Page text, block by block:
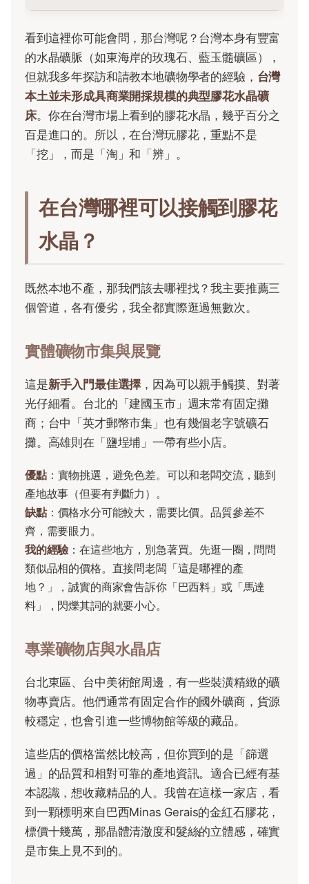
看到這裡你可能會問，那台灣呢？台灣本身有豐富
的水晶礦脈（如東海岸的玫瑰石、藍玉髓礦區），
但就我多年探訪和請教本地礦物學者的經驗， 台灣
本土並未形成具商業開採規模的典型膠花水晶礦
床。你在台灣市場上看到的膠花水晶，幾乎百分之
百是進口的。所以，在台灣玩膠花，重點不是
「挖」，而是「淘」和「辨」。
在台灣哪裡可以接觸到膠花
水晶？
既然本地不產，那我們該去哪裡找？我主要推薦三
個管道，各有優劣，我全都實際逛過無數次。
實體礦物市集與展覽
這是新手入門最佳選擇 ，因為可以親手觸摸、對著
光仔細看。台北的「建國玉市」週末常有固定攤
商；台中「英才郵幣市集」也有幾個老字號礦石
攤。高雄則在「鹽埕埔」一帶有些小店。
優點：實物挑選，避免色差。可以和老闆交流，聽到
產地故事（但要有判斷力）。
缺點：價格水分可能較大，需要比價。品質參差不
齊，需要眼力。
我的經驗 ：在這些地方，別急著買。先逛一圈，問問
類似品相的價格。直接問老闆「這是哪裡的產
地？」，誠實的商家會告訴你「巴西料」或「馬達
料」，閃爍其詞的就要小心。
專業礦物店與水晶店
台北東區、台中美術館周邊，有一些裝潢精緻的礦
物專賣店。他們通常有固定合作的國外礦商，貨源
較穩定，也會引進一些博物館等級的藏品。
這些店的價格當然比較高，但你買到的是「篩選
過」的品質和相對可靠的產地資訊。適合已經有基
本認識，想收藏精品的人。我曾在這樣一家店，看
到一顆標明來自巴西Minas Gerais的金紅石膠花，
標價十幾萬，那晶體清澈度和髮絲的立體感，確實
是市集上見不到的。